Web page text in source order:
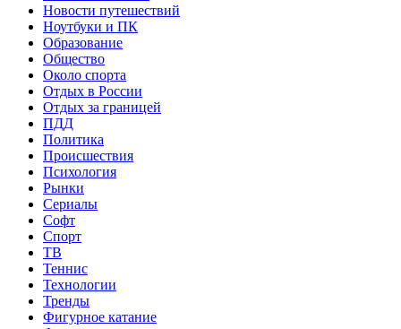
Новости путешествий
Ноутбуки и ПК
Образование
Общество
Около спорта
Отдых в России
Отдых за границей
ПДД
Политика
Происшествия
Психология
Рынки
Сериалы
Софт
Спорт
ТВ
Теннис
Технологии
Тренды
Фигурное катание